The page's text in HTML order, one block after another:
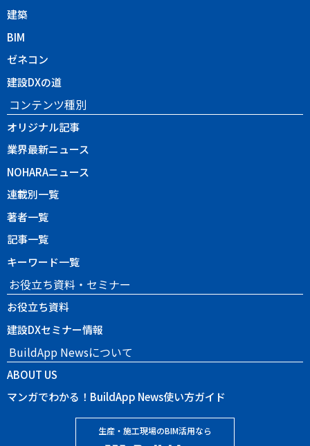
建築
BIM
ゼネコン
建設DXの道
コンテンツ種別
オリジナル記事
業界最新ニュース
NOHARAニュース
連載別一覧
著者一覧
記事一覧
キーワード一覧
お役立ち資料・セミナー
お役立ち資料
建設DXセミナー情報
BuildApp Newsについて
ABOUT US
マンガでわかる！BuildApp News使い方ガイド
生産・施工現場のBIM活用なら